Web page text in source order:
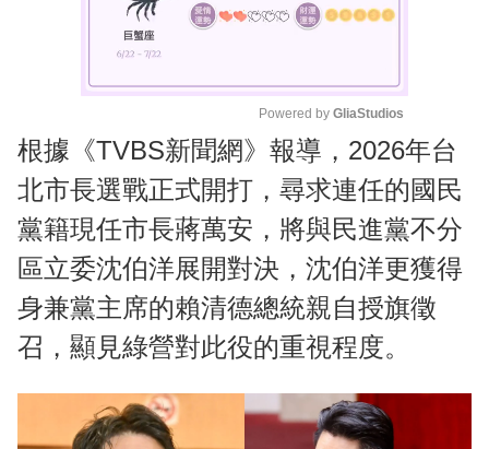
M
u
t
e
Powered by GliaStudios
根據《TVBS新聞網》報導，2026年台
北市長選戰正式開打，尋求連任的國民
黨籍現任市長蔣萬安，將與民進黨不分
區立委沈伯洋展開對決，沈伯洋更獲得
身兼黨主席的賴清德總統親自授旗徵
召，顯見綠營對此役的重視程度。